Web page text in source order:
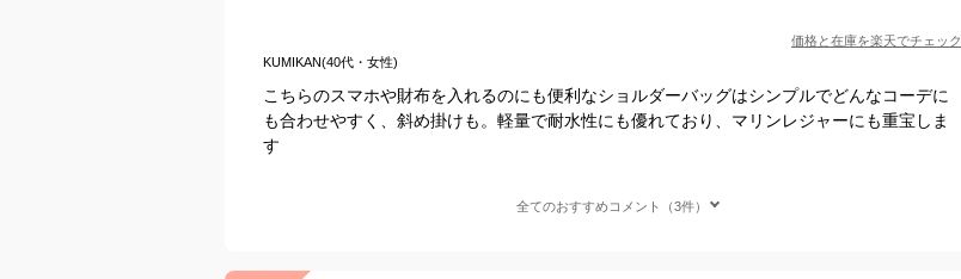
価格と在庫を楽天でチェック
KUMIKAN(40代・女性)
こちらのスマホや財布を入れるのにも便利なショルダーバッグはシンプルでどんなコーデに
も合わせやすく、斜め掛けも。軽量で耐水性にも優れており、マリンレジャーにも重宝しま
す
全てのおすすめコメント（3件）